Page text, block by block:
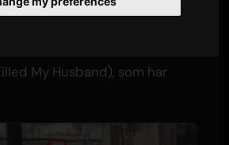
My Husband), som har